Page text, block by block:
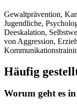
Gewaltprävention,
Jugendliche,
Deeskalation,
von Aggression,
Häufig
Worum geht es